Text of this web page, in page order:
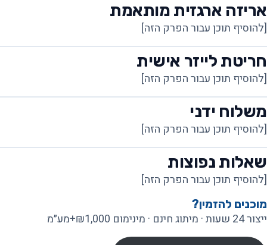
אריזה ארגזית מותאמת
[להוסיף תוכן עבור הפרק הזה]
חריטת לייזר אישית
[להוסיף תוכן עבור הפרק הזה]
משלוח ידני
[להוסיף תוכן עבור הפרק הזה]
שאלות נפוצות
[להוסיף תוכן עבור הפרק הזה]
מוכנים להזמין?
ייצור 24 שעות · מיתוג חינם · מינימום ₪1,000+מע״מ